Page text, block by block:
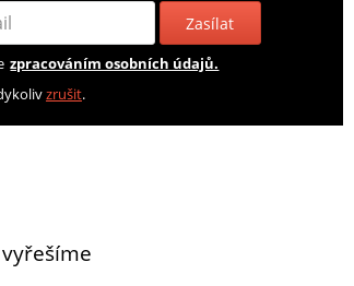
Zasílat
zpracováním osobních údajů.
zrušit.